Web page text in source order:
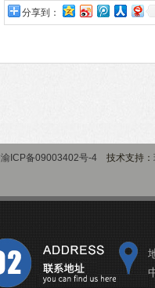
分享到：
渝ICP备09003402号-4 技术支持：